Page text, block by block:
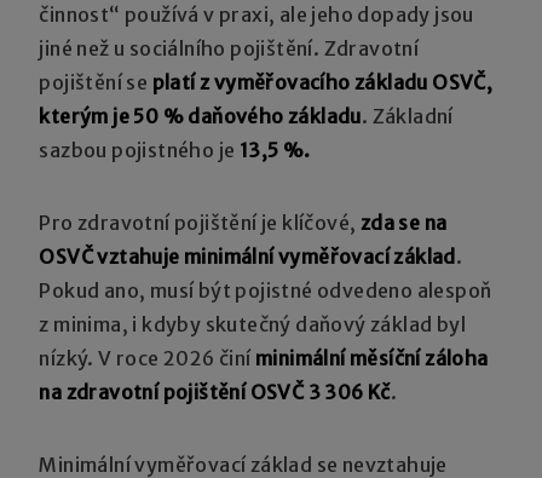
činnost“ používá v praxi, ale jeho dopady jsou
jiné než u sociálního pojištění. Zdravotní
pojištění se platí z vyměřovacího základu OSVČ,
kterým je 50 % daňového základu. Základní
sazbou pojistného je 13,5 %.
Pro zdravotní pojištění je klíčové, zda se na
OSVČ vztahuje minimální vyměřovací základ.
Pokud ano, musí být pojistné odvedeno alespoň
z minima, i kdyby skutečný daňový základ byl
nízký. V roce 2026 činí minimální měsíční záloha
na zdravotní pojištění OSVČ 3 306 Kč.
Minimální vyměřovací základ se nevztahuje